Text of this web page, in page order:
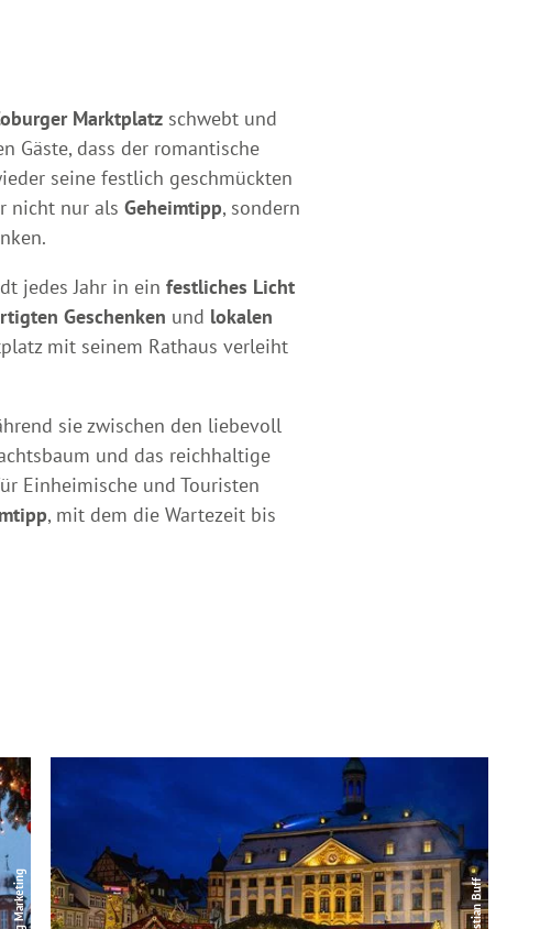
Marktplatz schwebt und
Gäste, dass der romantische
seine festlich geschmückten
nicht nur als Geheimtipp, sondern
jedes Jahr in ein festliches Licht
Geschenken und lokalen
mit seinem Rathaus verleiht
sie zwischen den liebevoll
und das reichhaltige
Einheimische und Touristen
, mit dem die Wartezeit bis